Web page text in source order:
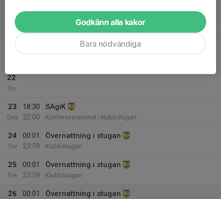
Sön
v.34
22
Tis
23
Ons
18:30
22:00
SAgiK
Konferensrummet i klubbstugan
24
Tor
00:01
23:59
Övernattning i stugan
Klubbstugan
25
Fre
00:01
23:59
Övernattning i stugan
Klubbstugan
26
00:01
Övernattning i stugan
Godkänn alla kakor
Bara nödvändiga